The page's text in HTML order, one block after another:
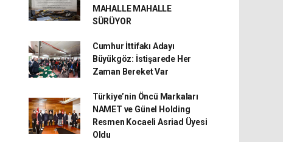
MAHALLE MAHALLE
SÜRÜYOR
Cumhur İttifakı Adayı
Büyükgöz: İstişarede Her
Zaman Bereket Var
Türkiye’nin Öncü Markaları
NAMET ve Günel Holding
Resmen Kocaeli Asriad Üyesi
Oldu